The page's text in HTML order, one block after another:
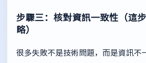
步驟三：核對資訊一致性（這
略）
很多失敗不是技術問題，而是資訊不